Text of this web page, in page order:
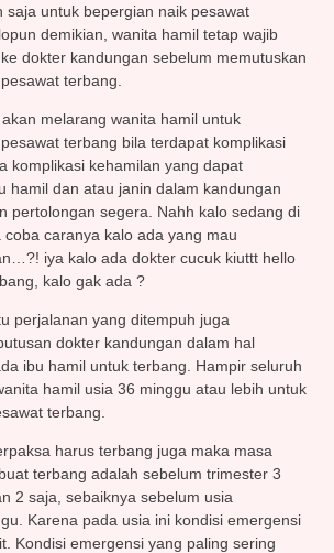
saja untuk bepergian naik pesawat
demikian, wanita hamil tetap wajib
dokter kandungan sebelum memutuskan
terbang.
melarang wanita hamil untuk
terbang bila terdapat komplikasi
komplikasi kehamilan yang dapat
hamil dan atau janin dalam kandungan
pertolongan segera. Nahh kalo sedang di
caranya kalo ada yang mau
iya kalo ada dokter cucuk kiuttt hello
kalo gak ada ?
perjalanan yang ditempuh juga
dokter kandungan dalam hal
ibu hamil untuk terbang. Hampir seluruh
hamil usia 36 minggu atau lebih untuk
terbang.
harus terbang juga maka masa
terbang adalah sebelum trimester 3
2 saja, sebaiknya sebelum usia
Karena pada usia ini kondisi emergensi
Kondisi emergensi yang paling sering